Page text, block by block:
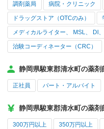
調剤薬局 病院・クリニック
ドラッグストア（OTCのみ）
メディカルライター、 MSL、 DI
治験コーディネーター（CRC）
静岡県駿東郡清水町の薬
正社員 パート・アルバイト
静岡県駿東郡清水町の薬
300万円以上 350万円以上